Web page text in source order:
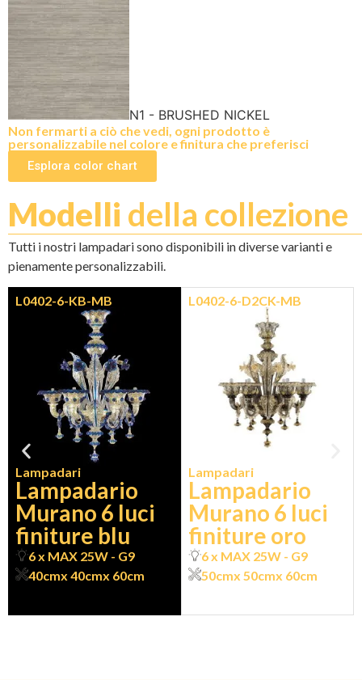
N1 - BRUSHED NICKEL
Non fermarti a ciò che vedi, ogni prodotto è
personalizzabile nel colore e finitura che preferisci
Esplora color chart
Modelli della collezione
Tutti i nostri lampadari sono disponibili in diverse varianti e
pienamente personalizzabili.
Lampadari
Lampadario
Murano 6 luci
finiture blu
L0402-6-KB-MB
6 x MAX 25W - G9
40cmx 40cmx 60cm
Lampadari
Lampadario
Murano 6 luci
finiture oro
L0402-6-D2CK-MB
6 x MAX 25W - G9
50cmx 50cmx 60cm